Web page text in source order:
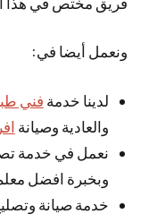
ونعمل أيضا في:
لدينا خدمة فني
والعادية وصيانة
نعمل في خدمة
وبخبرة افضل
خدمة صيانة